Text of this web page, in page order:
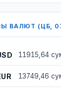
ВАЛЮТ (ЦБ,
11915,64
13749,46